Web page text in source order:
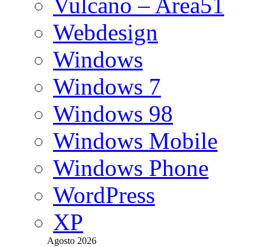
Webdesign
Windows
Windows 7
Windows 98
Windows Mobile
Windows Phone
WordPress
XP
Agosto 2026